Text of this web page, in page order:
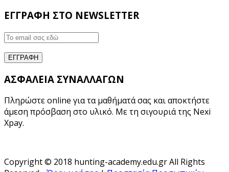
ΕΓΓΡΑΦΗ ΣΤΟ NEWSLETTER
ΑΣΦΑΛΕΙΑ ΣΥΝΑΛΛΑΓΩΝ
Πληρώστε online για τα μαθήματά σας και αποκτήστε
άμεση πρόσβαση στο υλικό. Με τη σιγουριά της Nexi
Xpay.
Copyright © 2018 hunting-academy.edu.gr All Rights